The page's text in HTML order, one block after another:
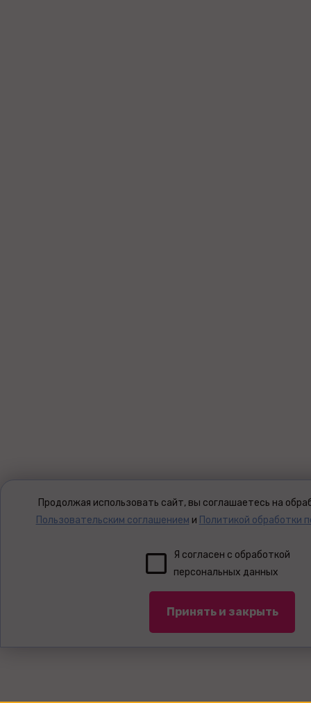
Продолжая использовать сайт, вы соглашаетесь на
Пользовательским соглашением и Политикой обработки
Я согласен с обработкой
персональных данных
Принять и закрыть